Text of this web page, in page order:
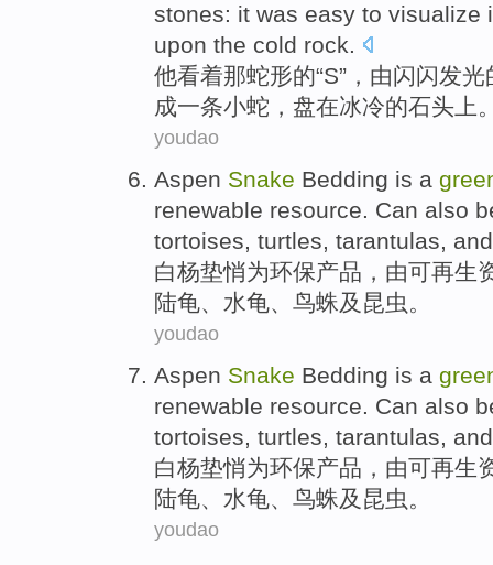
stones: it was easy to visualize
upon the cold rock.
他看着那蛇形的“S”，由闪闪发光
成一条小蛇 ，盘在冰冷的石头上
youdao
Aspen Snake Bedding is a
renewable resource. Can also
tortoises, turtles, tarantulas, and
白杨垫悄为环保产品 ， 由可再生
陆龟、水龟、 鸟蛛及 昆虫。
youdao
Aspen Snake Bedding is a
renewable resource. Can also
tortoises, turtles, tarantulas, and
白杨垫悄为环保产品 ， 由可再生
陆龟、水龟、 鸟蛛及 昆虫。
youdao